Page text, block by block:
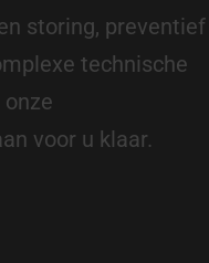
storing, preventief
technische
voor u klaar.